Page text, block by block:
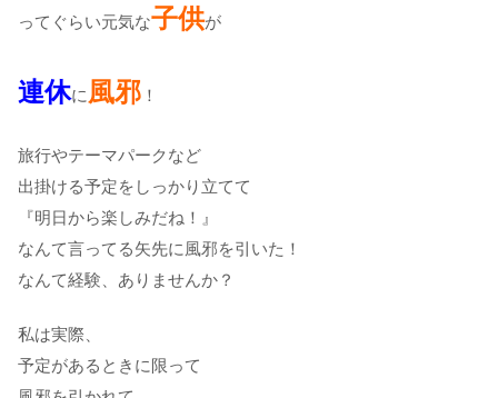
ってぐらい元気な子供が
連休に 風邪 ！
旅行やテーマパークなど
出掛ける予定をしっかり立てて
『明日から楽しみだね！』
なんて言ってる矢先に風邪を引いた！
なんて経験、ありませんか？
私は実際、
予定があるときに限って